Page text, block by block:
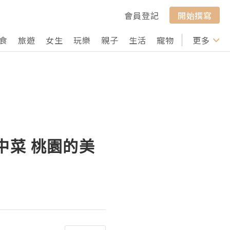
會員登記
開始撰寫
旅遊 女生 玩樂 親子 生活 寵物 行山 打卡
更多
菜 桃園的美